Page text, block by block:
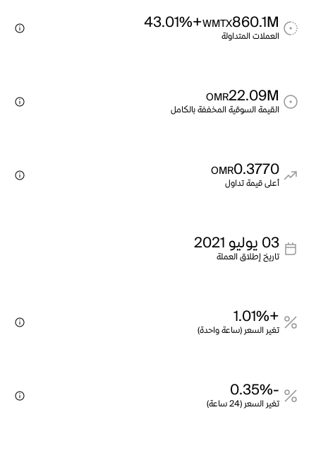
860.1M
WMTX
+43.01%
العملات المتداولة
22.09M
OMR
القيمة السوقية المخففة بالكامل
0.3770
OMR
أعلى قيمة تداول
03 يوليو 2021
تاريخ إطلاق العملة
+1.01%
تغير السعر (ساعة واحدة)
-0.35%
تغير السعر (24 ساعة)